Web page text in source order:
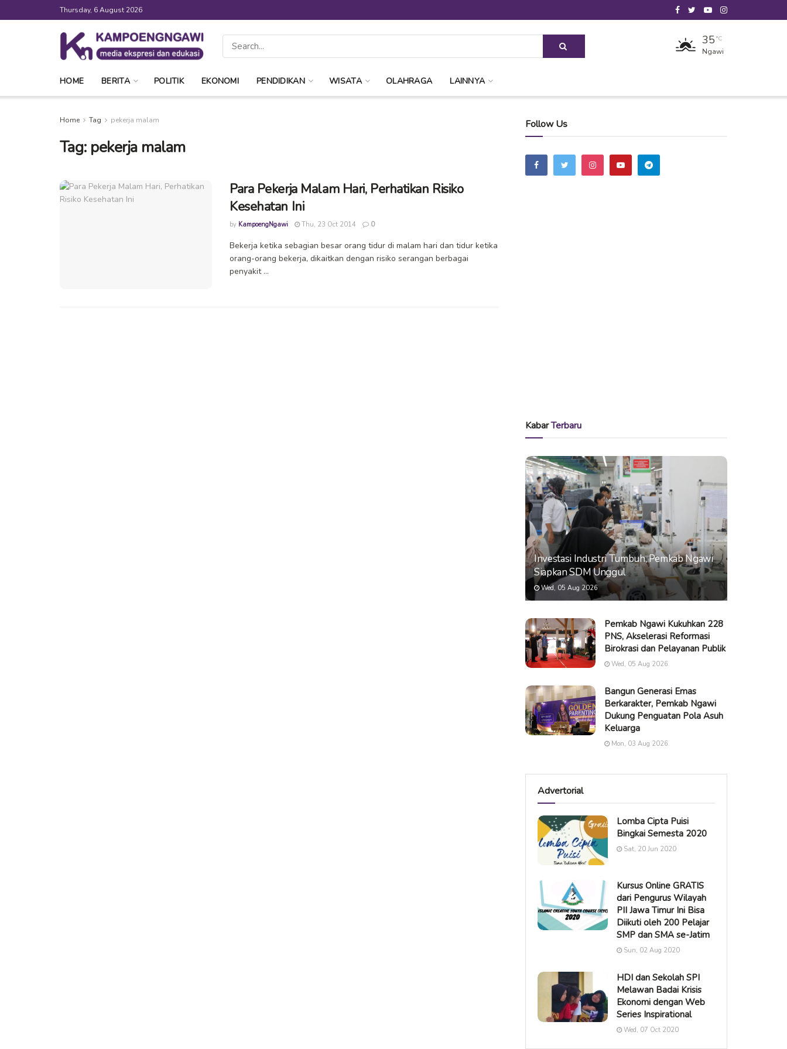
Thursday, 6 August 2026
35 °C
Ngawi
HOME BERITA POLITIK EKONOMI PENDIDIKAN WISATA OLAHRAGA LAINNYA
Home Tag pekerja malam
Tag: pekerja malam
Para Pekerja Malam Hari, Perhatikan Risiko
Kesehatan Ini
by KampoengNgawi Thu, 23 Oct 2014 0
Bekerja ketika sebagian besar orang tidur di malam hari dan tidur ketika
orang-orang bekerja, dikaitkan dengan risiko serangan berbagai
penyakit ...
Follow Us
KabarTerbaru
Investasi Industri Tumbuh, Pemkab Ngawi
Siapkan SDM Unggul
Wed, 05 Aug 2026
Pemkab Ngawi Kukuhkan 228
PNS, Akselerasi Reformasi
Birokrasi dan Pelayanan Publik
Wed, 05 Aug 2026
Bangun Generasi Emas
Berkarakter, Pemkab Ngawi
Dukung Penguatan Pola Asuh
Keluarga
Mon, 03 Aug 2026
Advertorial
Lomba Cipta Puisi
Bingkai Semesta 2020
Sat, 20 Jun 2020
Kursus Online GRATIS
dari Pengurus Wilayah
PII Jawa Timur Ini Bisa
Diikuti oleh 200 Pelajar
SMP dan SMA se-Jatim
Sun, 02 Aug 2020
HDI dan Sekolah SPI
Melawan Badai Krisis
Ekonomi dengan Web
Series Inspirational
Wed, 07 Oct 2020